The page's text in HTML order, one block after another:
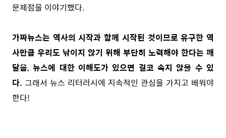
문제점을 이야기했다.
가짜뉴스는 역사의 시작과 함께 시작된 것이므로 유구한 역
사만큼 우리도 낚이지 않기 위해 부단히 노력해야 한다는 깨
달음, 뉴스에 대한 이해도가 있으면 결코 속지 않을 수 있
다. 그래서 뉴스 리터러시에 지속적인 관심을 가지고 배워야
한다!